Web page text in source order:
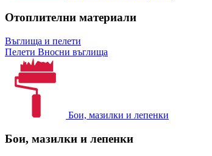
Отоплителни материали
Въглища и пелети
Пелети Вносни въглища
Бои, мазилки и лепенки
Бои, мазилки и лепенки